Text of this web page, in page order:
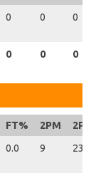
0 0 0
0 0 0
FT% 2PM
2PA
0.0 9 23